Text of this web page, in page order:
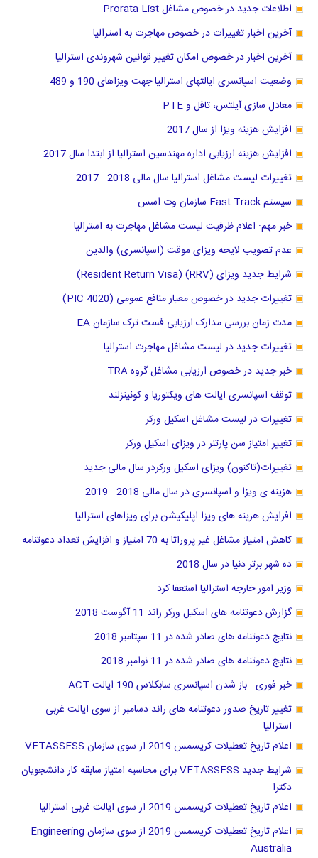
اطلاعات جدید در خصوص مشاغل Prorata List
آخرین اخبار تغییرات در خصوص مهاجرت به استرالیا
آخرین اخبار در خصوص امکان تغییر قوانین شهروندی استرالیا
وضعیت اسپانسری ایالتهای استرالیا جهت ویزاهای 190 و 489
معادل سازی آیلتس، تافل و PTE
افزایش هزینه ویزا از سال 2017
افزایش هزینه ارزیابی اداره مهندسین استرالیا از ابتدا سال 2017
تغییرات لیست مشاغل استرالیا سال مالی 2018 - 2017
سیستم Fast Track سازمان وت اسس
خبر مهم: اعلام ظرفیت لیست مشاغل مهاجرت به استرالیا
عدم تصویب لایحه ویزای موقت (اسپانسری) والدین
شرایط جدید ویزای (RRV) (Resident Return Visa)
تغییرات جدید در خصوص معیار منافع عمومی (PIC 4020)
مدت زمان بررسی مدارک ارزیابی فست ترک سازمان EA
تغییرات جدید در لیست مشاغل مهاجرت استرالیا
خبر جدید در خصوص ارزیابی مشاغل گروه TRA
توقف اسپانسری ایالت های ویکتوریا و کوئینزلند
تغییرات در لیست مشاغل اسکیل ورکر
تغییر امتیاز سن پارتنر در ویزای اسکیل ورکر
تغییرات(تاکنون) ویزای اسکیل ورکردر سال مالی جدید
هزینه ی ویزا و اسپانسری در سال مالی 2018 - 2019
افزایش هزینه های ویزا اپلیکیشن برای ویزاهای استرالیا
کاهش امتیاز مشاغل غیر پروراتا به 70 امتیاز و افزایش تعداد دعوتنامه
ده شهر برتر دنیا در سال 2018
وزیر امور خارجه استرالیا استعفا کرد
گزارش دعوتنامه های اسکیل ورکر راند 11 آگوست 2018
نتایج دعوتنامه های صادر شده در 11 سپتامبر 2018
نتایج دعوتنامه های صادر شده در 11 نوامبر 2018
خبر فوری - باز شدن اسپانسری سابکلاس 190 ایالت ACT
تغییر تاریخ صدور دعوتنامه های راند دسامبر از سوی ایالت غربی
استرالیا
اعلام تاریخ تعطیلات کریسمس 2019 از سوی سازمان VETASSESS
شرایط جدید VETASSESS برای محاسبه امتیاز سابقه کار دانشجویان
دکترا
اعلام تاریخ تعطیلات کریسمس 2019 از سوی ایالت غربی استرالیا
اعلام تاریخ تعطیلات کریسمس 2019 از سوی سازمان Engineering
Australia